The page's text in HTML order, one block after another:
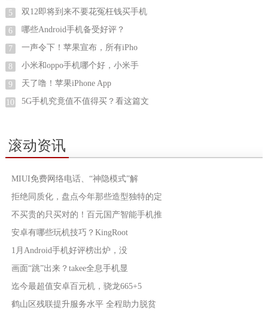
5 双12即将到来不要花冤枉钱买手机
6 哪些Android手机备受好评？
7 一声令下！苹果宣布，所有iPho
8 小米和oppo手机哪个好，小米手
9 天了噜！苹果iPhone App
10 5G手机究竟值不值得买？看这篇文
滚动资讯
MIUI免费网络电话、“神隐模式”解
拒绝同质化，盘点今年那些造型独特的定
不买贵的只买对的！百元国产智能手机推
安卓有哪些玩机技巧？KingRoot
1月Android手机好评榜出炉，没
画面“跳”出来？takee全息手机显
迄今最超值安卓百元机，骁龙665+5
鹤山区残联提升服务水平 全程助力脱贫